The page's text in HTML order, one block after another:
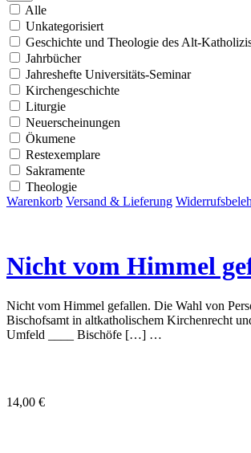
Alle
Unkategorisiert
Geschichte und Theologie des Alt-
Jahrbücher
Jahreshefte Universitäts-Seminar
Kirchengeschichte
Liturgie
Neuerscheinungen
Ökumene
Restexemplare
Sakramente
Theologie
Warenkorb Versand & Lieferung
Nicht vom Himmel
Nicht vom Himmel gefallen. Die Wahl von
Bischofsamt in altkatholischem Kirchenrecht
Umfeld ____ Bischöfe […] …
14,00 €